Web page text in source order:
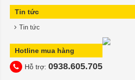
Tin tức
Tin tức
Hotline mua hàng
Hỗ trợ: 0938.605.705